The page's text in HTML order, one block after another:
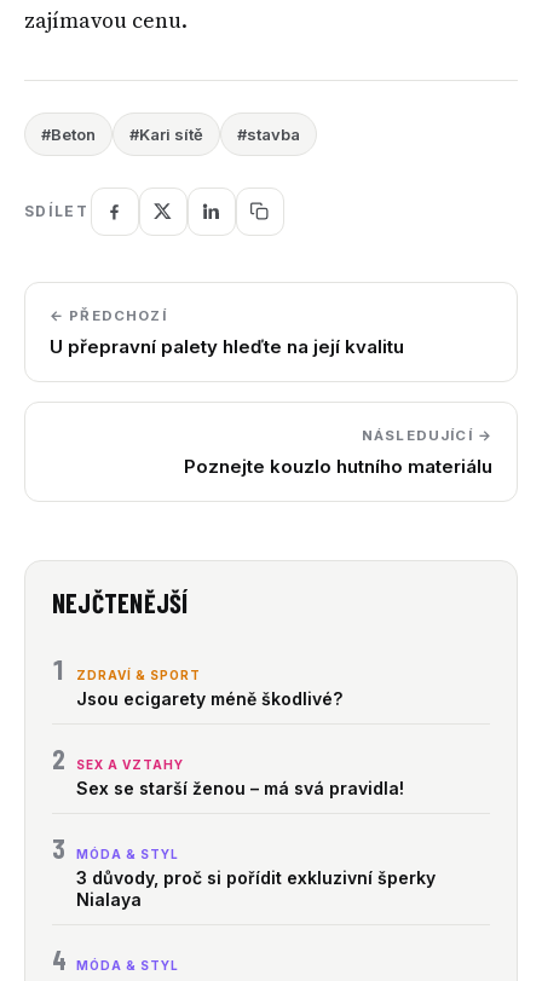
zajímavou cenu.
#Beton #Kari sítě #stavba
SDÍLET
← PŘEDCHOZÍ
U přepravní palety hleďte na její kvalitu
NÁSLEDUJÍCÍ →
Poznejte kouzlo hutního materiálu
NEJČTENĚJŠÍ
1 ZDRAVÍ & SPORT
Jsou ecigarety méně škodlivé?
2 SEX A VZTAHY
Sex se starší ženou – má svá pravidla!
3 MÓDA & STYL
3 důvody, proč si pořídit exkluzivní šperky
Nialaya
4 MÓDA & STYL